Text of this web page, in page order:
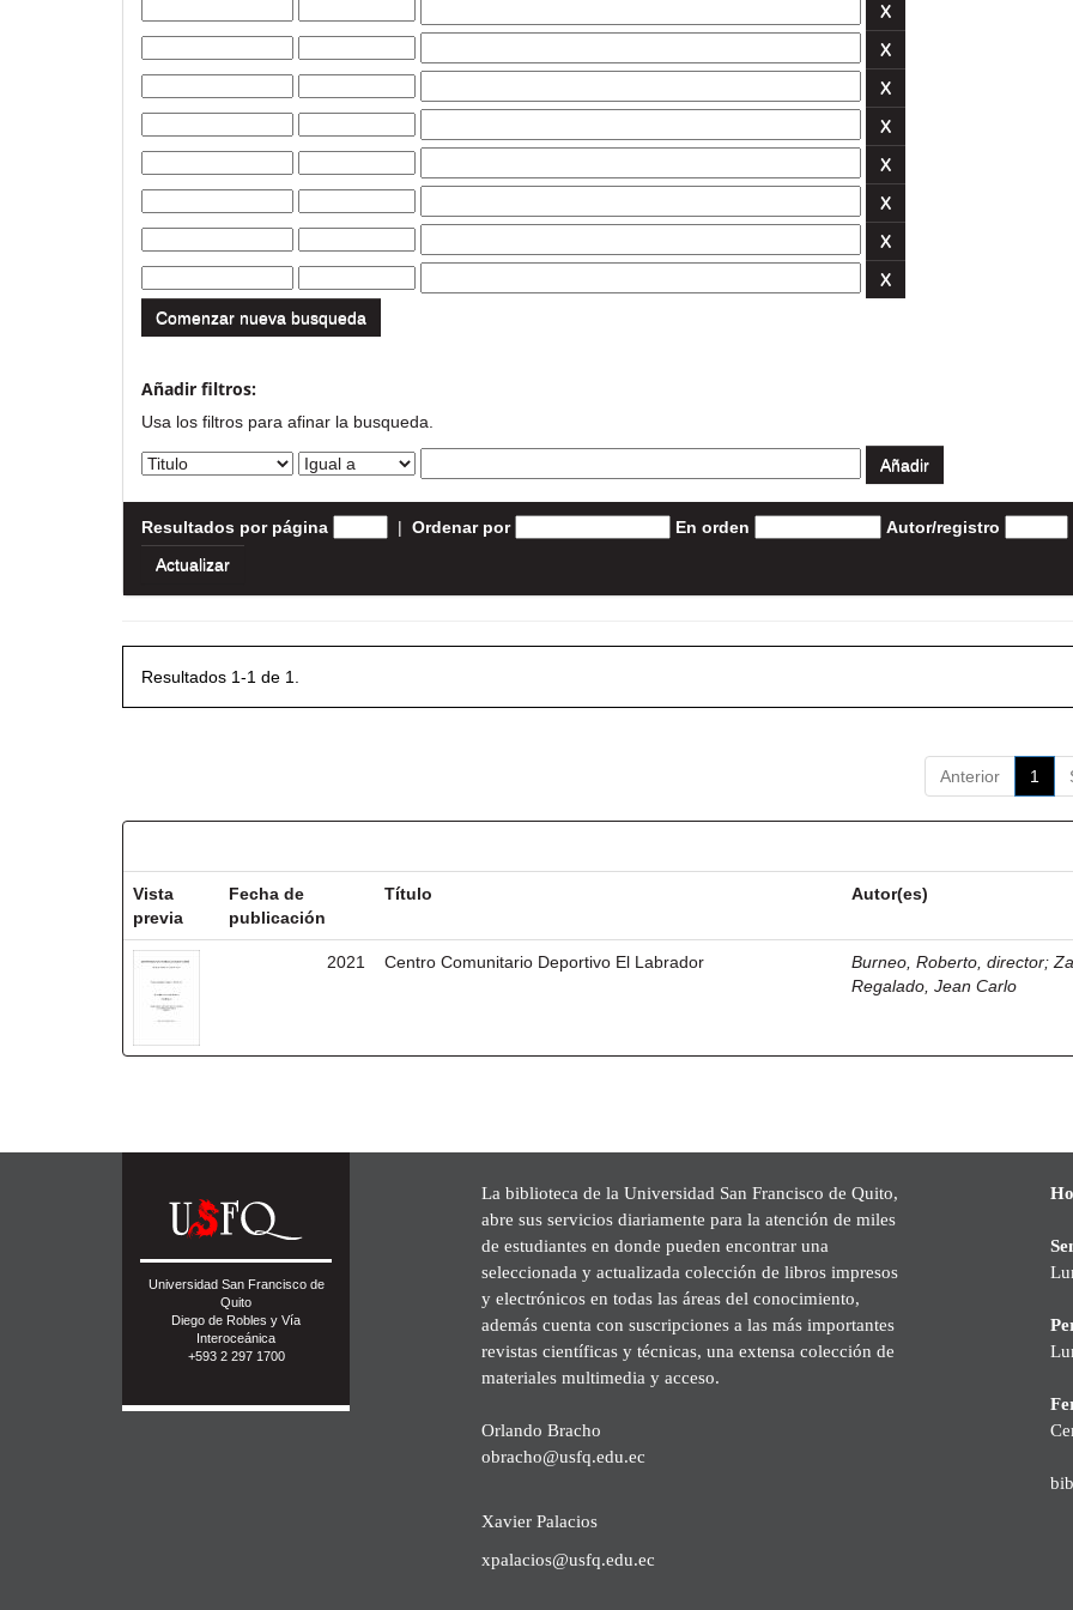
Comenzar nueva busqueda
Añadir filtros:
Usa los filtros para afinar la busqueda.
Resultados por página | Ordenar por En orden Autor/registro
Resultados 1-1 de 1.
Anterior 1
Vista
previa
Fecha de
publicación
Título Autor(es)
2021 Centro Comunitario Deportivo El Labrador Burneo, Roberto, director;
Regalado, Jean Carlo
Universidad San Francisco de
Quito
Diego de Robles y Vía
Interoceánica
+593 2 297 1700
La biblioteca de la Universidad San Francisco de Quito,
abre sus servicios diariamente para la atención de miles
de estudiantes en donde pueden encontrar una
seleccionada y actualizada colección de libros impresos
y electrónicos en todas las áreas del conocimiento,
además cuenta con suscripciones a las más importantes
revistas científicas y técnicas, una extensa colección de
materiales multimedia y acceso.
Orlando Bracho
obracho@usfq.edu.ec
Xavier Palacios
xpalacios@usfq.edu.ec